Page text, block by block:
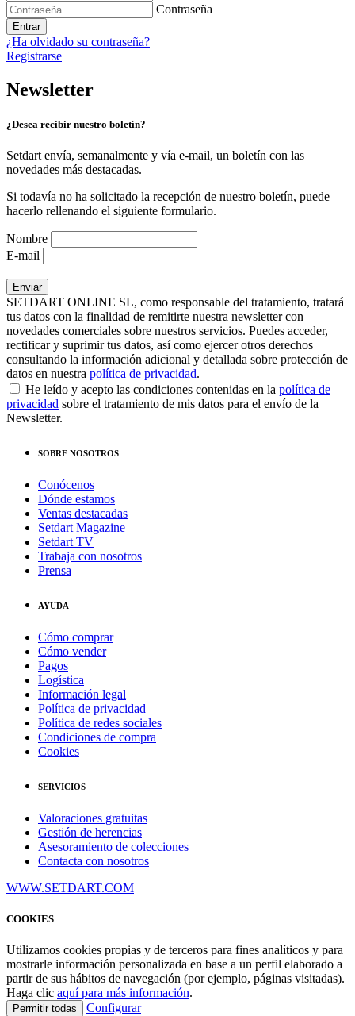
Contraseña
Entrar
¿Ha olvidado su contraseña?
Registrarse
Newsletter
¿Desea recibir nuestro boletín?
Setdart envía, semanalmente y vía e-mail, un boletín con las
novedades más destacadas.
Si todavía no ha solicitado la recepción de nuestro boletín, puede
hacerlo rellenando el siguiente formulario.
Nombre
E-mail
SETDART ONLINE SL, como responsable del tratamiento, tratará
tus datos con la finalidad de remitirte nuestra newsletter con
novedades comerciales sobre nuestros servicios. Puedes acceder,
rectificar y suprimir tus datos, así como ejercer otros derechos
consultando la información adicional y detallada sobre protección de
datos en nuestra política de privacidad.
He leído y acepto las condiciones contenidas en la política de
privacidad sobre el tratamiento de mis datos para el envío de la
Newsletter.
SOBRE NOSOTROS
Conócenos
Dónde estamos
Ventas destacadas
Setdart Magazine
Setdart TV
Trabaja con nosotros
Prensa
AYUDA
Cómo comprar
Cómo vender
Pagos
Logística
Información legal
Política de privacidad
Política de redes sociales
Condiciones de compra
Cookies
SERVICIOS
Valoraciones gratuitas
Gestión de herencias
Asesoramiento de colecciones
Contacta con nosotros
WWW.SETDART.COM
COOKIES
Utilizamos cookies propias y de terceros para fines analíticos y para
mostrarle información personalizada en base a un perfil elaborado a
partir de sus hábitos de navegación (por ejemplo, páginas visitadas).
Haga clic aquí para más información.
Permitir todas Configurar